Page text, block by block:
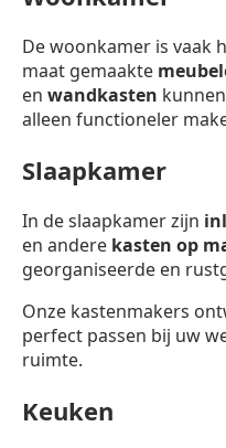
De woonkamer is vaak
maat gemaakte
en wandkasten
alleen functioneler
Slaapkamer
In de slaapkamer zijn
en andere kasten op
georganiseerde en
Onze kastenmakers
perfect passen bij uw
ruimte.
Keuken